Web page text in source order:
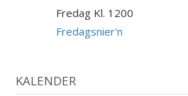
Fredag Kl. 1200
Fredagsnier'n
KALENDER